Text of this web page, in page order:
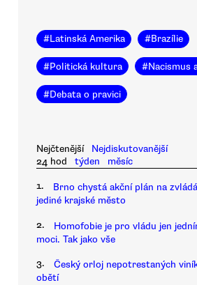
#Latinská Amerika #Brazílie
#Politická kultura #Nacismus
#Debata o pravici
Nejčtenější
Nejdiskutovanější
24 hod
týden měsíc
1.
Brno chystá akční plán na
jediné krajské město
2.
Homofobie je pro vládu jen
moci. Tak jako vše
3.
Český orloj nepotrestaných
obětí